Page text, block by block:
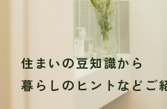
住まいの豆知識から
暮らしのヒントなどご